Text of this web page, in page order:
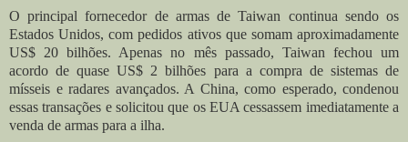
O principal fornecedor de armas de Taiwan continua sendo os
Estados Unidos, com pedidos ativos que somam aproximadamente
US$ 20 bilhões. Apenas no mês passado, Taiwan fechou um
acordo de quase US$ 2 bilhões para a compra de sistemas de
mísseis e radares avançados. A China, como esperado, condenou
essas transações e solicitou que os EUA cessassem imediatamente a
venda de armas para a ilha.